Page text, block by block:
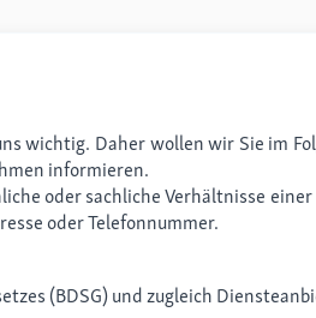
wichtig. Daher wollen wir Sie im
informieren.
oder sachliche Verhältnisse
oder Telefonnummer.
(BDSG) und zugleich